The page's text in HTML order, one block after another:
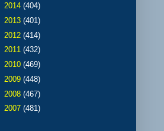
2014 (404)
2013 (401)
2012 (414)
2011 (432)
2010 (469)
2009 (448)
2008 (467)
2007 (481)